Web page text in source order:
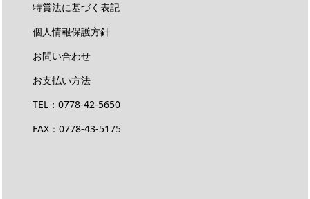
特賞法に基づく表記
個人情報保護方針
お問い合わせ
お支払い方法
TEL：0778-42-5650
FAX：0778-43-5175